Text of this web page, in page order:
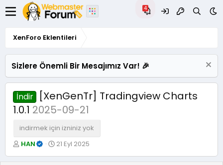
XenForo Eklentileri
Sizlere Önemli Bir Mesajımız Var! 🎉
İndir
[XenGenTr] Tradingview Charts
1.0.1 2025-09-21
indirmek için izniniz yok
Y
HAN
O
21 Eyl 2025